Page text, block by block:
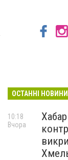
ОСТАННІ НОВИНИ
10:18
Вчора